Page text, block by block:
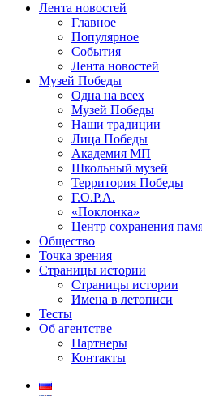
Лента новостей
Главное
Популярное
События
Лента новостей
Музей Победы
Одна на всех
Музей Победы
Наши традиции
Лица Победы
Академия МП
Школьный музей
Территория Победы
Г.О.Р.А.
«Поклонка»
Центр сохранения
Общество
Точка зрения
Страницы истории
Страницы истории
Имена в летописи
Тесты
Об агентстве
Партнеры
Контакты